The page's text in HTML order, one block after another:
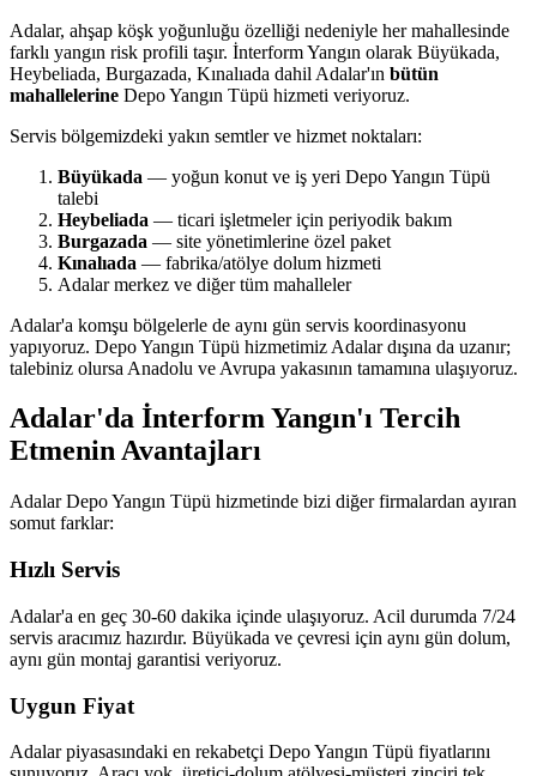
Adalar, ahşap köşk yoğunluğu özelliği nedeniyle her mahallesinde
farklı yangın risk profili taşır. İnterform Yangın olarak Büyükada,
Heybeliada, Burgazada, Kınalıada dahil Adalar'ın bütün
mahallelerine Depo Yangın Tüpü hizmeti veriyoruz.
Servis bölgemizdeki yakın semtler ve hizmet noktaları:
Büyükada — yoğun konut ve iş yeri Depo Yangın Tüpü
talebi
Heybeliada — ticari işletmeler için periyodik bakım
Burgazada — site yönetimlerine özel paket
Kınalıada — fabrika/atölye dolum hizmeti
Adalar merkez ve diğer tüm mahalleler
Adalar'a komşu bölgelerle de aynı gün servis koordinasyonu
yapıyoruz. Depo Yangın Tüpü hizmetimiz Adalar dışına da uzanır;
talebiniz olursa Anadolu ve Avrupa yakasının tamamına ulaşıyoruz.
Adalar'da İnterform Yangın'ı Tercih
Etmenin Avantajları
Adalar Depo Yangın Tüpü hizmetinde bizi diğer firmalardan ayıran
somut farklar:
Hızlı Servis
Adalar'a en geç 30-60 dakika içinde ulaşıyoruz. Acil durumda 7/24
servis aracımız hazırdır. Büyükada ve çevresi için aynı gün dolum,
aynı gün montaj garantisi veriyoruz.
Uygun Fiyat
Adalar piyasasındaki en rekabetçi Depo Yangın Tüpü fiyatlarını